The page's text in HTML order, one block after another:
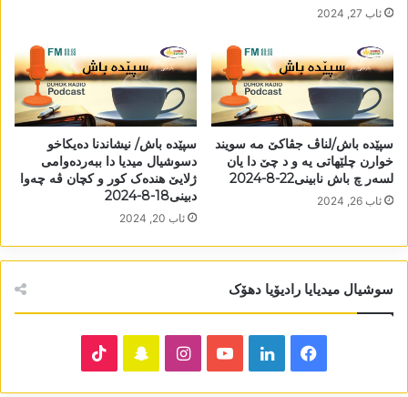
ئاب 27, 2024
سپێدە باش/لناڤ جڤاکێ مە سویند
خوارن چلێھاتی یە و د چێ دا یان
لسەر چ باش نابینی22-8-2024
ئاب 26, 2024
سپێدە باش/ نیشاندنا دەیکاخو
دسوشیال میدیا دا ببەردەوامی
ژلایێ ھندەک کور و کچان ڤە چەوا
دبینی18-8-2024
ئاب 20, 2024
سوشیال میدیایا رادیۆیا دھۆک
Facebook
LinkedIn
YouTube
Instagram
Snapchat